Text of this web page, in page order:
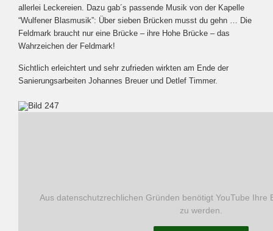
allerlei Leckereien. Dazu gab´s passende Musik von der Kapelle
“Wulfener Blasmusik”: Über sieben Brücken musst du gehn … Die
Feldmark braucht nur eine Brücke – ihre Hohe Brücke – das
Wahrzeichen der Feldmark!
Sichtlich erleichtert und sehr zufrieden wirkten am Ende der
Sanierungsarbeiten Johannes Breuer und Detlef Timmer.
Aus datenschutzrechlichen Gründen benötigt YouTube Ihre
zu werden.